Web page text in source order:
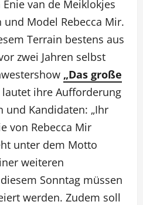
Enie van de Meiklokjes
Model Rebecca Mir.
Terrain bestens aus
zwei Jahren selbst
„Das große
lautet ihre Aufforderung
und Kandidaten: „Ihr
von Rebecca Mir
unter dem Motto
weiteren
Sonntag müssen
werden. Zudem soll